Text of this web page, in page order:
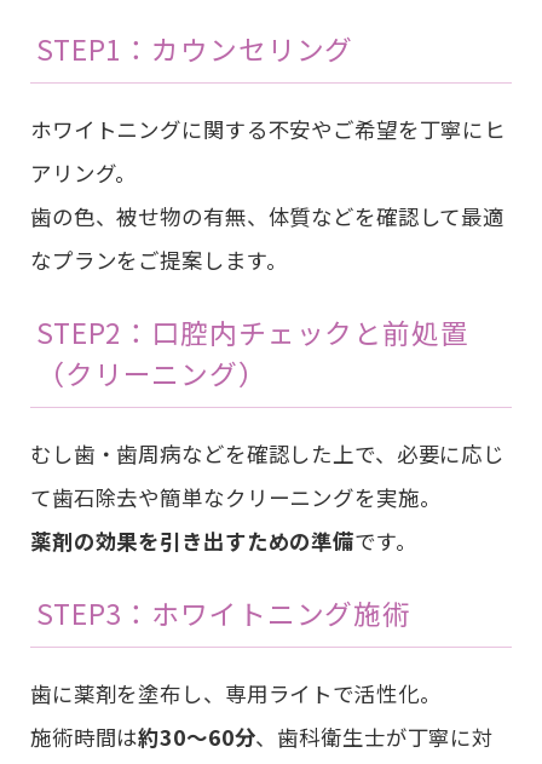
STEP1：カウンセリング
ホワイトニングに関する不安やご希望を丁寧にヒ
アリング。
歯の色、被せ物の有無、体質などを確認して最適
なプランをご提案します。
STEP2：口腔内チェックと前処置
（クリーニング）
むし歯・歯周病などを確認した上で、必要に応じ
て歯石除去や簡単なクリーニングを実施。
薬剤の効果を引き出すための準備です。
STEP3：ホワイトニング施術
歯に薬剤を塗布し、専用ライトで活性化。
施術時間は約30〜60分、歯科衛生士が丁寧に対